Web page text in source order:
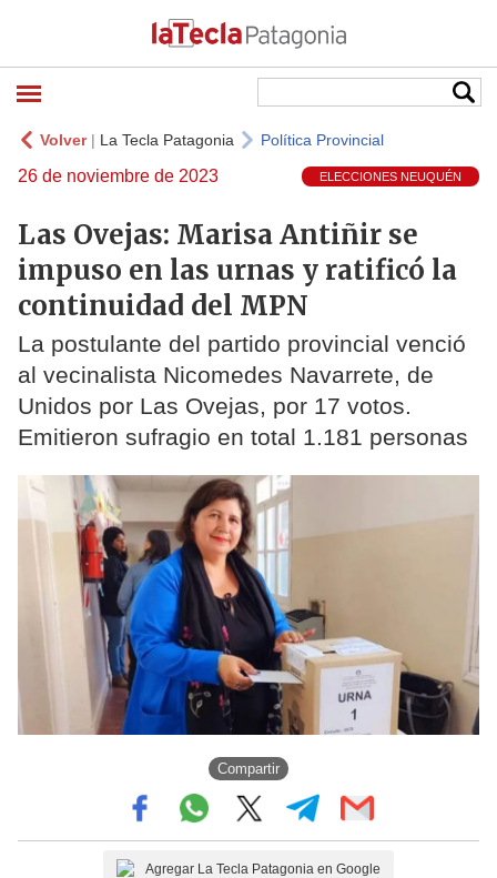
Volver| La Tecla Patagonia Política Provincial
26 de noviembre de 2023 ELECCIONES NEUQUÉN
Las Ovejas: Marisa Antiñir se
impuso en las urnas y ratificó la
continuidad del MPN
La postulante del partido provincial venció
al vecinalista Nicomedes Navarrete, de
Unidos por Las Ovejas, por 17 votos.
Emitieron sufragio en total 1.181 personas
Compartir
Agregar La Tecla Patagonia en Google